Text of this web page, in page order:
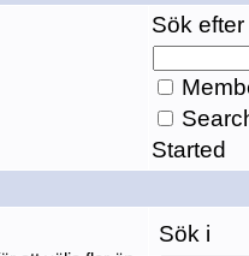
Sök
Started
Sök i